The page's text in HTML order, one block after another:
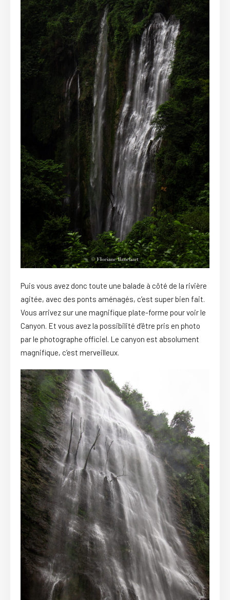
Puis vous avez donc toute une balade à côté de la rivière
agitée, avec des ponts aménagés, c’est super bien fait.
Vous arrivez sur une magnifique plate-forme pour voir le
Canyon. Et vous avez la possibilité d’être pris en photo
par le photographe officiel. Le canyon est absolument
magnifique, c’est merveilleux.